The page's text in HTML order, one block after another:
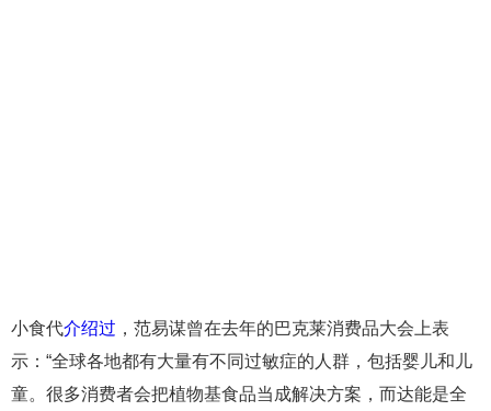
小食代介绍过 ，范易谋曾在去年的巴克莱消费品大会上表
示：“全球各地都有大量有不同过敏症的人群，包括婴儿和儿
童。很多消费者会把植物基食品当成解决方案，而达能是全